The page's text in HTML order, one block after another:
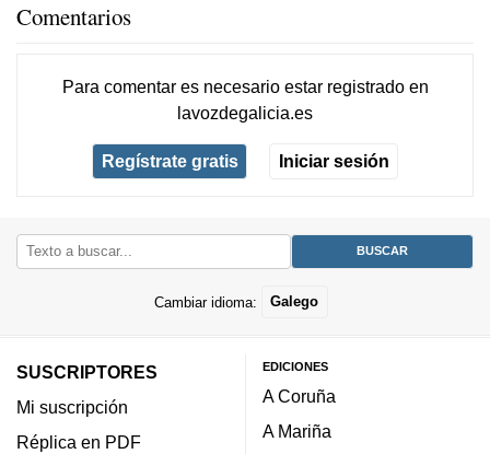
Comentarios
Para comentar es necesario estar registradoen
lavozdegalicia.es
Regístrate gratis Iniciar sesión
Cambiar idioma: Galego
SUSCRIPTORES
Mi suscripción
Réplica en PDF
EDICIONES
A Coruña
A Mariña